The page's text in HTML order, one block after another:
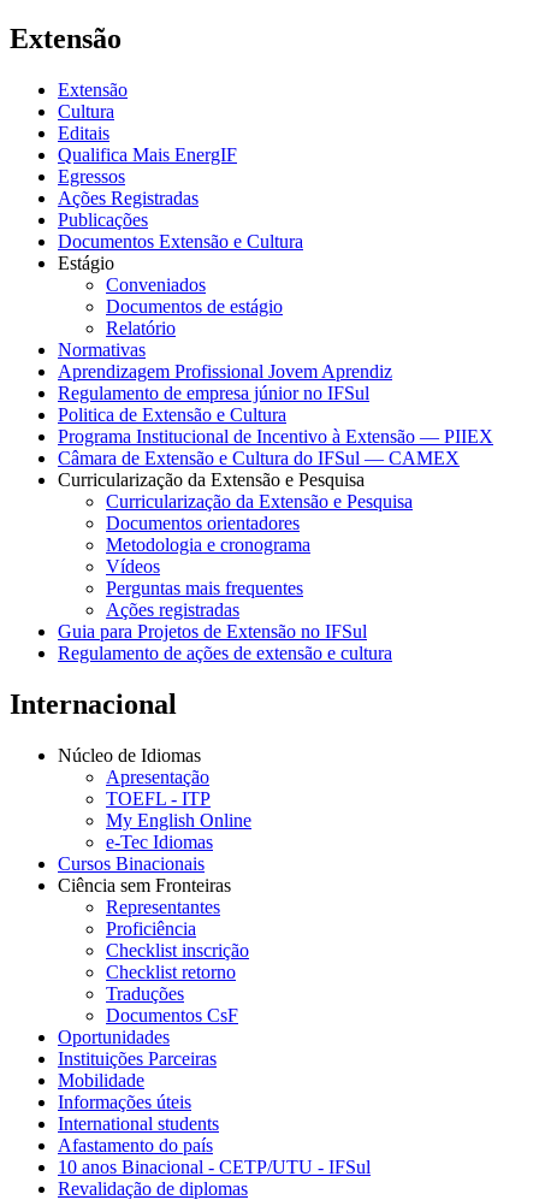
Extensão
Extensão
Cultura
Editais
Qualifica Mais EnergIF
Egressos
Ações Registradas
Publicações
Documentos Extensão e Cultura
Estágio
Conveniados
Documentos de estágio
Relatório
Normativas
Aprendizagem Profissional Jovem Aprendiz
Regulamento de empresa júnior no IFSul
Politica de Extensão e Cultura
Programa Institucional de Incentivo à Extensão — PIIEX
Câmara de Extensão e Cultura do IFSul — CAMEX
Curricularização da Extensão e Pesquisa
Curricularização da Extensão e Pesquisa
Documentos orientadores
Metodologia e cronograma
Vídeos
Perguntas mais frequentes
Ações registradas
Guia para Projetos de Extensão no IFSul
Regulamento de ações de extensão e cultura
Internacional
Núcleo de Idiomas
Apresentação
TOEFL - ITP
My English Online
e-Tec Idiomas
Cursos Binacionais
Ciência sem Fronteiras
Representantes
Proficiência
Checklist inscrição
Checklist retorno
Traduções
Documentos CsF
Oportunidades
Instituições Parceiras
Mobilidade
Informações úteis
International students
Afastamento do país
10 anos Binacional - CETP/UTU - IFSul
Revalidação de diplomas